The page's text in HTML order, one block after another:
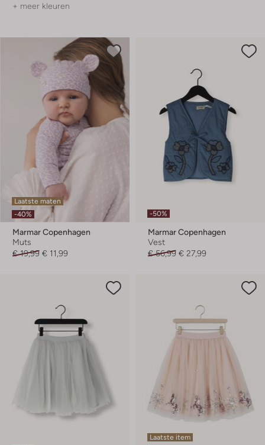
+ meer kleuren
Laatste maten
-40%
Marmar Copenhagen
Muts
€ 19,99 € 11,99
-50%
Marmar Copenhagen
Vest
€ 56,99 € 27,99
Laatste item